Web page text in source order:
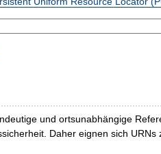
und ortsunabhängige
Daher eignen sich